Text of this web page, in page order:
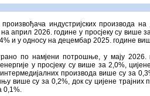
произвођачa индустријских производа
април 2026. године у просјеку су више
и у односу на децембар 2025. године
по намјени потрошње, у мају
у просјеку су више за 2,0%,
производа више су за
више су за 0,2%, док су цијене трајних
0,1%.